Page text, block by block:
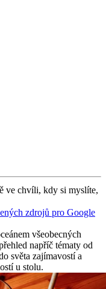
ve chvíli, kdy si myslíte,
zdrojů pro Google
všeobecných
napříč tématy od
světa zajímavostí a
u stolu.